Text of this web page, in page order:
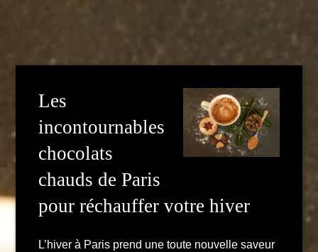
Les
incontournables
chocolats
chauds de Paris
pour réchauffer votre hiver
L’hiver à Paris prend une toute nouvelle saveur